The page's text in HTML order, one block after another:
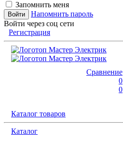
Запомнить меня
Напомнить пароль
Войти через соц сети
Регистрация
Сравнение
0
0
Каталог товаров
Каталог